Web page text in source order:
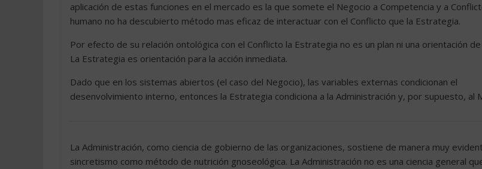
aplicación de estas funciones en el mercado es la que somete el Negocio a Competencia y a
humano no ha descubierto método mas eficaz de interactuar con el Conflicto que la Estrategia.
Por efecto de su relación ontológica con el Conflicto la Estrategia no es un plan ni una orientación
La Estrategia es orientación para la acción inmediata.
Dado que en los sistemas abiertos (el caso del Negocio), las variables externas condicionan el
desenvolvimiento interno, entonces la Estrategia condiciona a la Administración y, por supuesto, al
La Administración, como ciencia de gobierno de las organizaciones, sostiene de manera muy
sincretismo como método de nutrición gnoseológica. La Administración no es una ciencia general